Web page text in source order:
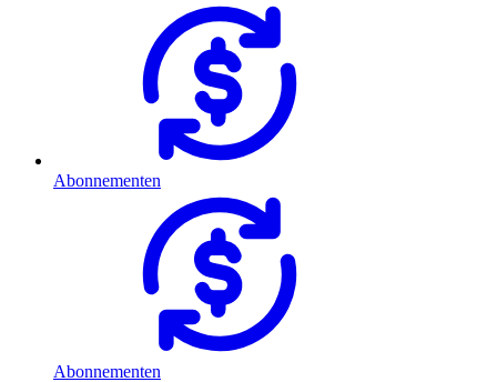
Abonnementen
Abonnementen